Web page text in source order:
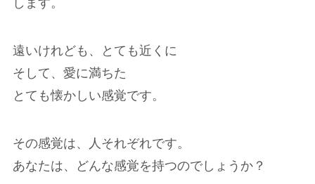
します。
遠いけれども、とても近くに
そして、愛に満ちた
とても懐かしい感覚です。
その感覚は、人それぞれです。
あなたは、どんな感覚を持つのでしょうか？